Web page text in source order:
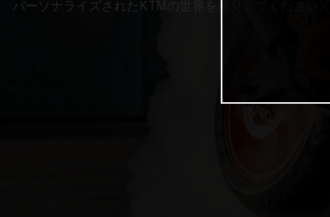
パーソナライズされたKTMの世界を発見してください。